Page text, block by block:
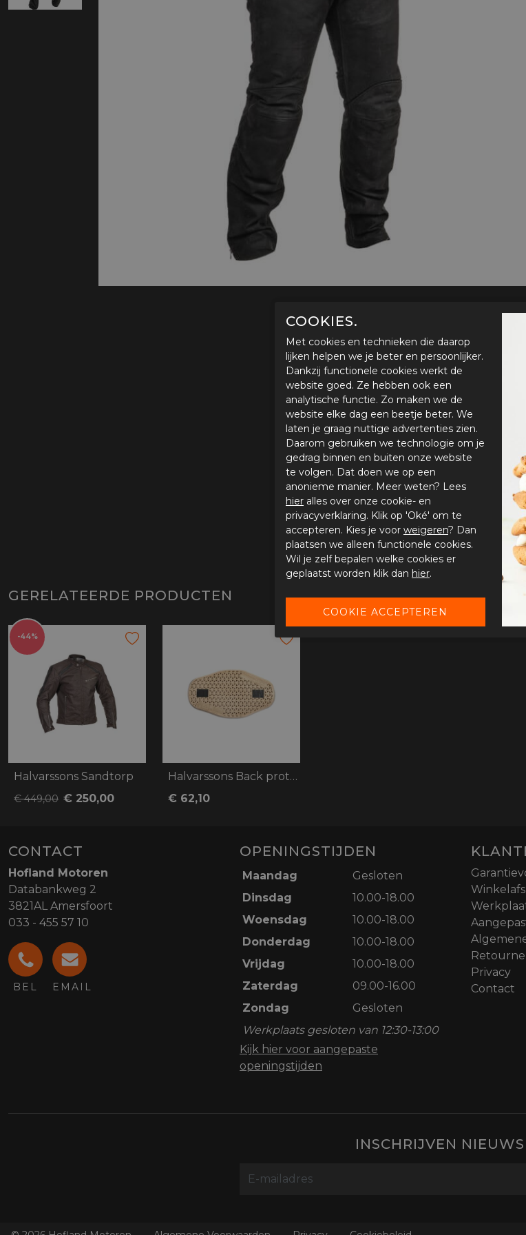
GERELATEERDE PRODUCTEN
-44%
Halvarssons Sandtorp
€ 449,00 € 250,00
Halvarssons Back protector Melbyn
€ 62,10
CONTACT
Hofland Motoren
Databankweg 2
3821AL Amersfoort
033 - 455 57 10
BEL EMAIL
OPENINGSTIJDEN
Maandag
Gesloten
Dinsdag
10.00-18.00
Woensdag
10.00-18.00
Donderdag
10.00-18.00
Vrijdag
10.00-18.00
Zaterdag
09.00-16.00
Zondag
Gesloten
Werkplaats gesloten van 12:30-13:00
Kijk hier voor aangepaste
openingstijden
Privacy
Contact
INSCHRIJVEN
COOKIES.
Met cookies en technieken die daarop
lijken helpen we je beter en persoonlijker.
Dankzij functionele cookies werkt de
website goed. Ze hebben ook een
analytische functie. Zo maken we de
website elke dag een beetje beter. We
laten je graag nuttige advertenties zien.
Daarom gebruiken we technologie om je
gedrag binnen en buiten onze website
te volgen. Dat doen we op een
anonieme manier. Meer weten? Lees
hier alles over onze cookie- en
privacyverklaring. Klik op 'Oké' om te
accepteren. Kies je voor weigeren? Dan
plaatsen we alleen functionele cookies.
Wil je zelf bepalen welke cookies er
geplaatst worden klik dan hier.